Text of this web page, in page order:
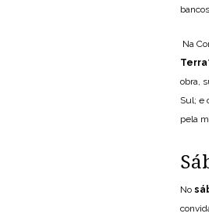
Na
Terra
obra,
Sul; e
pela
No